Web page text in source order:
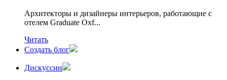
Архитекторы и дизайнеры интерьеров, работающие с
отелем Graduate Oxf...
Читать
Создать блог
Дискуссии